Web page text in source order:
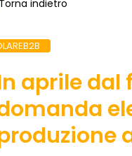
Torna indietro
aprile dal